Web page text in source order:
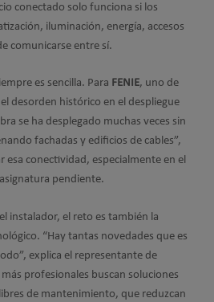
conectado solo funciona si los
iluminación, energía, accesos
comunicarse entre sí.
es sencilla. Para FENIE, uno de
desorden histórico en el despliegue
se ha desplegado muchas veces sin
fachadas y edificios de cables”,
esa conectividad, especialmente en el
pendiente.
instalador, el reto es también la
“Hay tantas novedades que es
explica el representante de
más profesionales buscan soluciones
de mantenimiento, que reduzcan